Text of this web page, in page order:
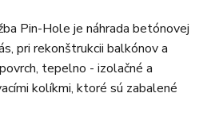
Pin-Hole je náhrada betónovej
pri rekonštrukcii balkónov a
tepelno - izolačné a
kolíkmi, ktoré sú zabalené